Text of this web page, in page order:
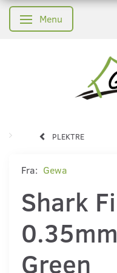
Skifte navigation
Menu
PLEKTRE
Fra: Gewa
Shark
Green